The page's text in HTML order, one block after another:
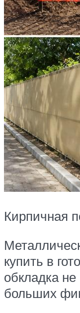
Кирпичная
купить в
обкладка не
больших